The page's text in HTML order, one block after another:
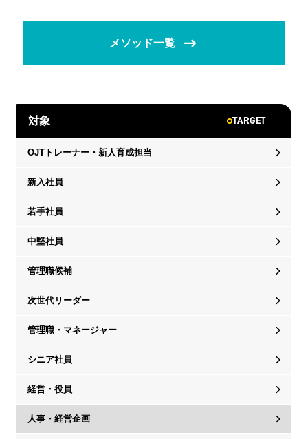
メソッド一覧
対象 TARGET
OJTトレーナー・新人育成担当
新入社員
若手社員
中堅社員
管理職候補
次世代リーダー
管理職・マネージャー
シニア社員
経営・役員
人事・経営企画